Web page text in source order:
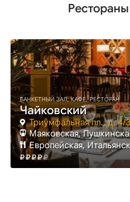
БАНКЕТНЫЙ ЗАЛ, КАФЕ, РЕСТОРАН
Чайковский
Триумфальная пл., д. 4/
Маяковская,
Европейская,